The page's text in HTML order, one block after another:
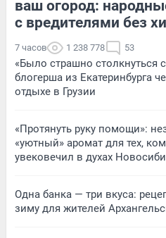
ваш огород:
с вредителями без
7 часов 1 238 778 53
«Было страшно столкнуться
блогерша из Екатеринбурга
отдыхе в Грузии
«Протянуть руку помощи»:
«уютный» аромат для тех,
увековечил в духах
Одна банка — три вкуса:
зиму для жителей